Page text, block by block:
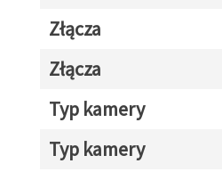
Złącza
Złącza
Typ kamery
Typ kamery